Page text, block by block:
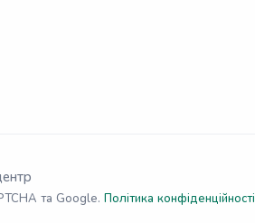
та Google. Політика конфіденційності